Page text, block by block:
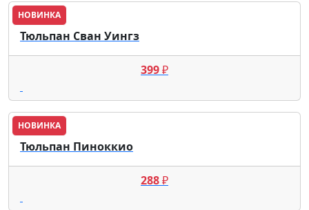
НОВИНКА
Тюльпан Сван Уингз
399₽
НОВИНКА
Тюльпан Пиноккио
288₽